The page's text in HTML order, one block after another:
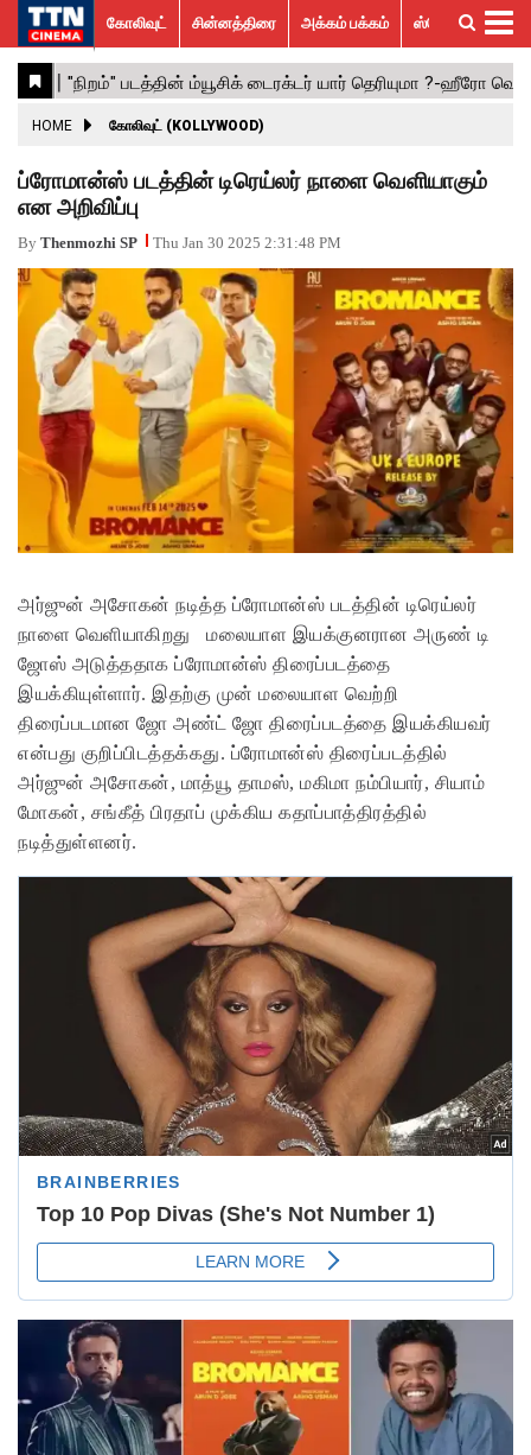
கோலிவுட்
சின்னத்திரை
பாலிவுட்
ஹாலிவுட்
அக்கம்
பக்கம்
ஸ்பெஷல்
ஸ்டோரீஸ்
விமர்சனம்
GALLERY
ACTRESS
ACTORS
MOVIESTILLS
EVENTS
VIDEOS
What’s
Hot
Trending
News
கோலிவுட் சின்னத்திரை அக்கம் பக்கம் ஸ்பெஷல் ஸ்டோரீஸ்
HOME கோலிவுட் (KOLLYWOOD)
ப்ரோமான்ஸ் படத்தின் டிரெய்லர் நாளை வெளியாகும்
என அறிவிப்பு
By Thenmozhi SP Thu Jan 30 2025 2:31:48 PM
அர்ஜுன் அசோகன் நடித்த ப்ரோமான்ஸ் படத்தின் டிரெய்லர்
நாளை வெளியாகிறது
மலையாள இயக்குனரான அருண் டி
ஜோஸ் அடுத்ததாக ப்ரோமான்ஸ் திரைப்படத்தை
இயக்கியுள்ளார். இதற்கு முன் மலையாள வெற்றி
திரைப்படமான ஜோ அண்ட் ஜோ திரைப்படத்தை இயக்கியவர்
என்பது குறிப்பிடத்தக்கது. ப்ரோமான்ஸ் திரைப்படத்தில்
அர்ஜுன் அசோகன், மாத்யூ தாமஸ், மகிமா நம்பியார், சியாம்
மோகன், சங்கீத் பிரதாப் முக்கிய கதாப்பாத்திரத்தில்
நடித்துள்ளனர்.